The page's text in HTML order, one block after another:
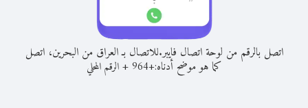
اتصل بالرقم من لوحة اتصال فايبر.للاتصال بـ العراق من البحرين، اتصل
كما هو موضح أدناه:+
964
+الرقم المحلي